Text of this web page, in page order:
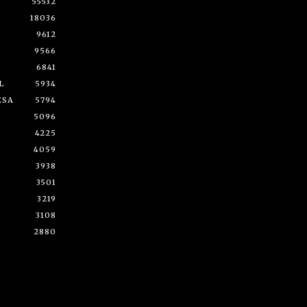
18036
9612
9566
6841
5934
5794
5096
4225
4059
3938
3501
3219
3108
2880